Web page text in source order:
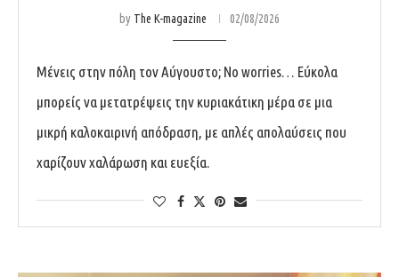
by The K-magazine 02/08/2026
Μένεις στην πόλη τον Αύγουστο; No worries… Εύκολα
μπορείς να μετατρέψεις την κυριακάτικη μέρα σε μια
μικρή καλοκαιρινή απόδραση, με απλές απολαύσεις που
χαρίζουν χαλάρωση και ευεξία.